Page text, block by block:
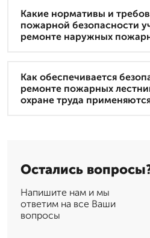
Какие нормативы и
пожарной безопасности
ремонте наружных
Как обеспечивается
ремонте пожарных
охране труда
Остались
Напишите нам и мы
ответим на все Ваши
вопросы